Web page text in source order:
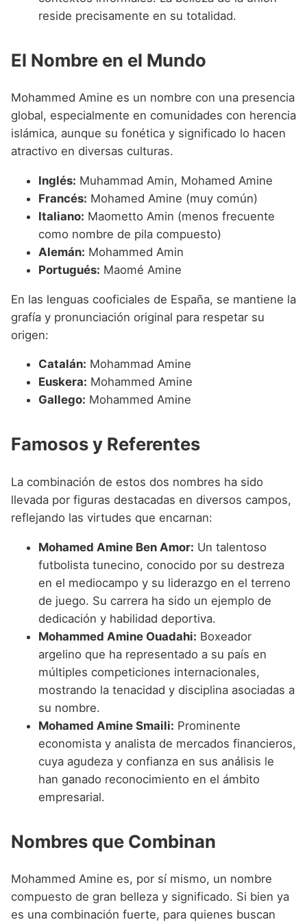
reside precisamente en su totalidad.
El Nombre en el Mundo
Mohammed Amine es un nombre con una presencia
global, especialmente en comunidades con herencia
islámica, aunque su fonética y significado lo hacen
atractivo en diversas culturas.
Inglés: Muhammad Amin, Mohamed Amine
Francés: Mohamed Amine (muy común)
Italiano: Maometto Amin (menos frecuente
como nombre de pila compuesto)
Alemán: Mohammed Amin
Portugués: Maomé Amine
En las lenguas cooficiales de España, se mantiene la
grafía y pronunciación original para respetar su
origen:
Catalán: Mohammad Amine
Euskera: Mohammed Amine
Gallego: Mohammed Amine
Famosos y Referentes
La combinación de estos dos nombres ha sido
llevada por figuras destacadas en diversos campos,
reflejando las virtudes que encarnan:
Mohamed Amine Ben Amor: Un talentoso
futbolista tunecino, conocido por su destreza
en el mediocampo y su liderazgo en el terreno
de juego. Su carrera ha sido un ejemplo de
dedicación y habilidad deportiva.
Mohammed Amine Ouadahi: Boxeador
argelino que ha representado a su país en
múltiples competiciones internacionales,
mostrando la tenacidad y disciplina asociadas a
su nombre.
Mohamed Amine Smaili: Prominente
economista y analista de mercados financieros,
cuya agudeza y confianza en sus análisis le
han ganado reconocimiento en el ámbito
empresarial.
Nombres que Combinan
Mohammed Amine es, por sí mismo, un nombre
compuesto de gran belleza y significado. Si bien ya
es una combinación fuerte, para quienes buscan